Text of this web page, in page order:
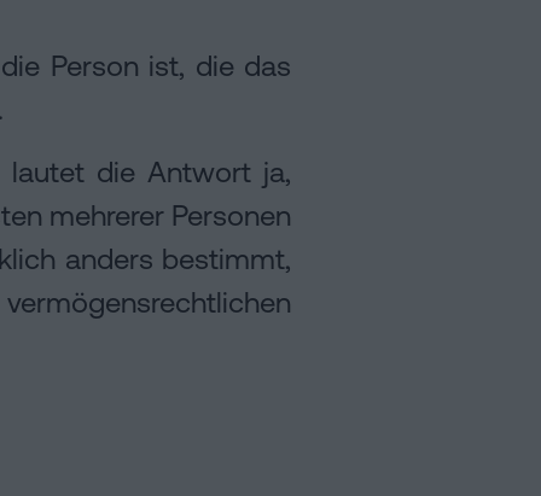
Person ist, die das
lautet die Antwort ja,
mehrerer Personen
anders bestimmt,